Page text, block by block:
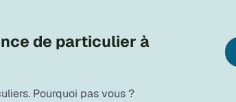
de particulier à
Pourquoi pas vous ?